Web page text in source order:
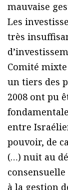
mauvaise
Les
très
Comité
un tiers des
2008 ont pu
entre
pouvoir, de
(…) nuit au
à la gestion